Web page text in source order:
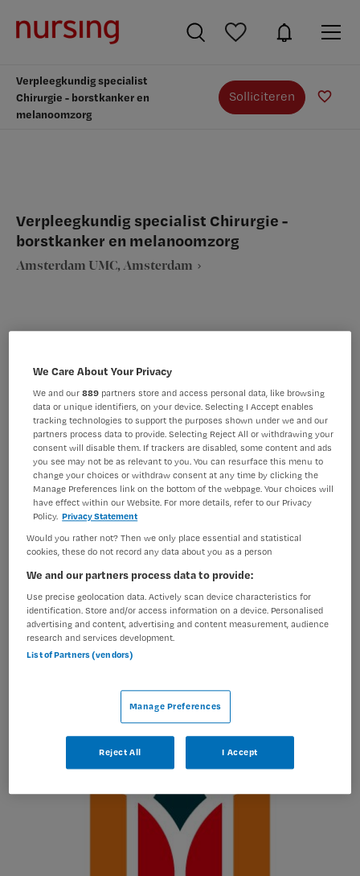
Verpleegkundig specialist
Chirurgie - borstkanker en
melanoomzorg
Solliciteren
Verpleegkundig specialist Chirurgie -
borstkanker en melanoomzorg
Amsterdam UMC, Amsterdam
VAKGEBIED
BRANCHE
Ziekenhuis
AANSTELLING
Tijdelijk met uitzicht op vast
PLAATSINGSDATUM
5 november 2025
NIVEAU
HBO
ERVARING
Vacature niet beschikbaar
Deze vacature Verpleegkundig specialist Chirurgie -
borstkanker en melanoomzorg bij Amsterdam UMC is
niet meer actueel. Hieronder staan enkele vergelijkbare
We Care About Your Privacy
We and our889 partners store and access personal data, like browsing
data or unique identifiers, on your device. Selecting I Accept enables
tracking technologies to support the purposes shown under we and our
partners process data to provide. Selecting Reject All or withdrawing your
consent will disable them. If trackers are disabled, some content and ads
you see may not be as relevant to you. You can resurface this menu to
change your choices or withdraw consent at any time by clicking the
Manage Preferences link on the bottom of the webpage. Your choices will
have effect within our Website. For more details, refer to our Privacy
Policy. Privacy Statement
Would you rather not? Then we only place essential and statistical
cookies, these do not record any data about you as a person
We and our partners process data to provide:
Use precise geolocation data. Actively scan device characteristics for
identification. Store and/or access information on a device. Personalised
advertising and content, advertising and content measurement, audience
research and services development.
List of Partners (vendors)
Manage Preferences
Reject All I Accept